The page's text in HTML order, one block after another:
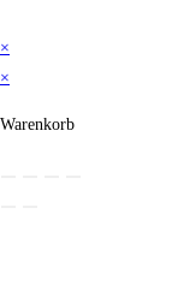
×
×
Warenkorb